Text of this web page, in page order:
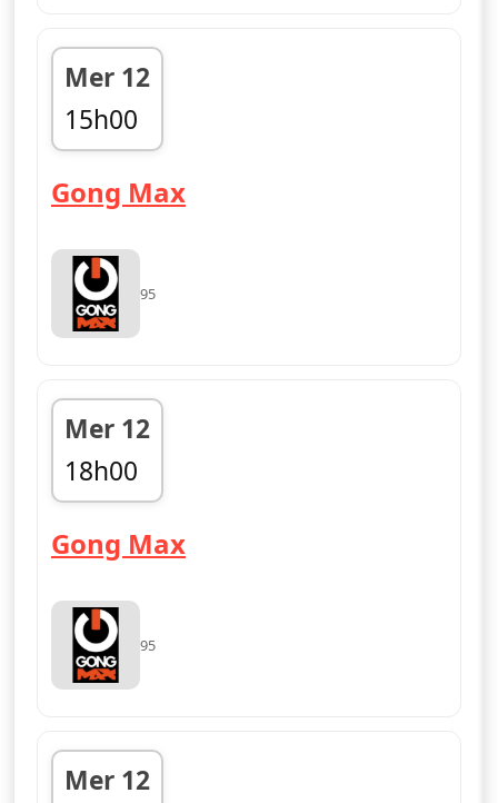
Mer 12
15h00
fin 18h00
Gong Max— Gong Max
95
Mer 12
18h00
fin 21h00
Gong Max— Gong Max
95
Mer 12